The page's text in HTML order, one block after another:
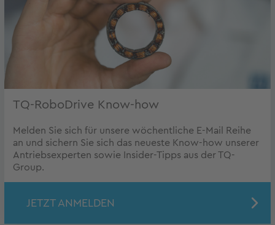
TQ-RoboDrive Know-how
Melden Sie sich für unsere wöchentliche E-Mail Reihe
an und sichern Sie sich das neueste Know-how unserer
Antriebsexperten sowie Insider-Tipps aus der TQ-
Group.
JETZT ANMELDEN